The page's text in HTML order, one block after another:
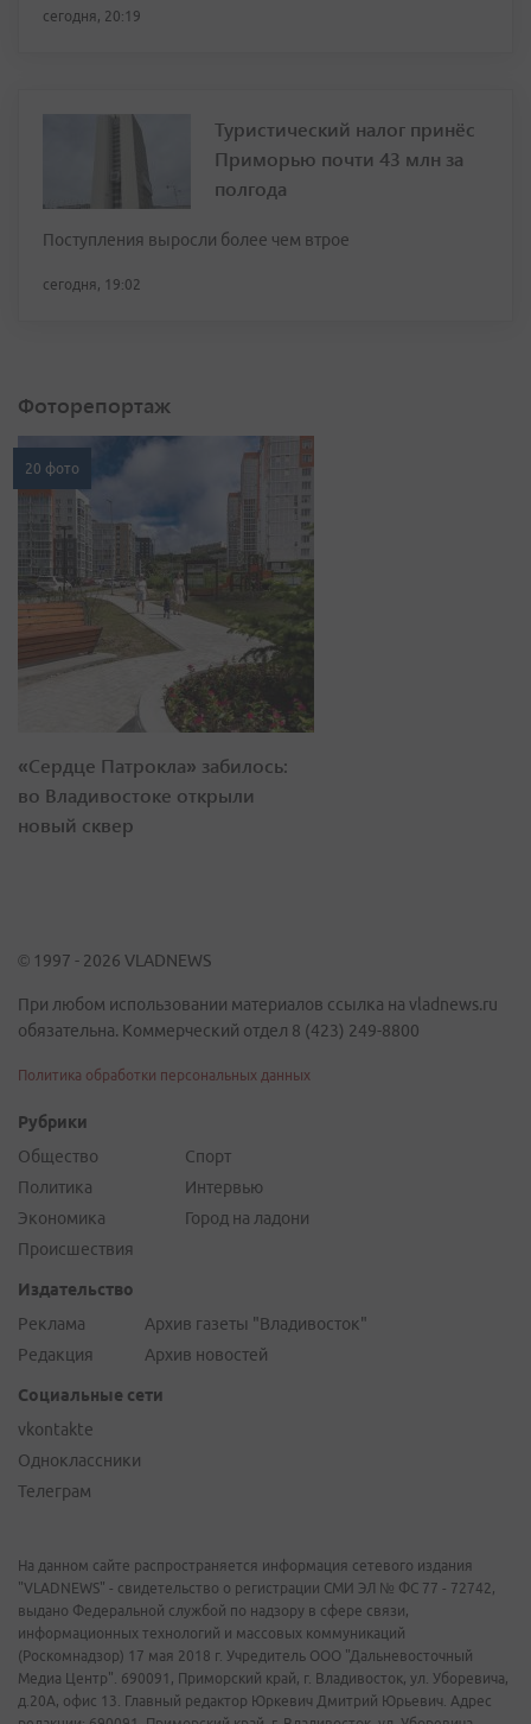
сегодня, 20:19
Туристический налог принёс
Приморью почти 43 млн за
полгода
Поступления выросли более чем втрое
сегодня, 19:02
Фоторепортаж
20 фото
«Сердце Патрокла» забилось:
во Владивостоке открыли
новый сквер
© 1997 - 2026 VLADNEWS
При любом использовании материалов ссылка на vladnews.ru
обязательна. Коммерческий отдел 8 (423) 249-8800
Политика обработки персональных данных
Рубрики
Общество
Политика
Экономика
Происшествия
Спорт
Интервью
Город на ладони
Издательство
Реклама
Редакция
Архив газеты "Владивосток"
Архив новостей
Социальные сети
vkontakte
Одноклассники
Телеграм
На данном сайте распространяется информация сетевого издания
"VLADNEWS" - свидетельство о регистрации СМИ ЭЛ № ФС 77 - 72742,
выдано Федеральной службой по надзору в сфере связи,
информационных технологий и массовых коммуникаций
(Роскомнадзор) 17 мая 2018 г. Учредитель ООО "Дальневосточный
Медиа Центр". 690091, Приморский край, г. Владивосток, ул. Уборевича,
д.20А, офис 13. Главный редактор Юркевич Дмитрий Юрьевич. Адрес